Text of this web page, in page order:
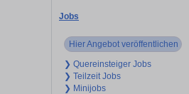
Jobs
Hier Angebot veröffentlichen
❯ Quereinsteiger Jobs
❯ Teilzeit Jobs
❯ Minijobs